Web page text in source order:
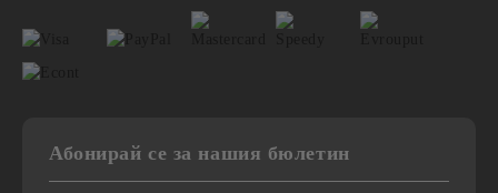
Абонирай се за нашия бюлетин